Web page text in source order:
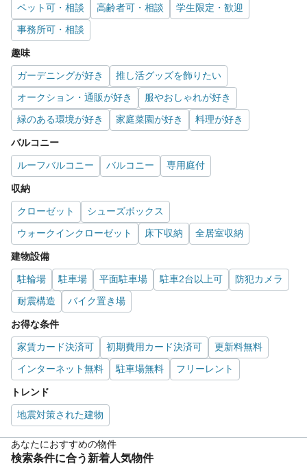
ペット可・相談
高齢者可・相談
学生限定・歓迎
事務所可・相談
趣味
ガーデニングが好き
推し活グッズを飾りたい
オークション・通販が好き
服やおしゃれが好き
緑のある環境が好き
家庭菜園が好き 料理が好き
バルコニー
ルーフバルコニー バルコニー 専用庭付
収納
クローゼット
シューズボックス
ウォークインクローゼット
床下収納 全居室収納
建物設備
駐輪場 駐車場 平面駐車場 駐車2台以上可
防犯カメラ
耐震構造
バイク置き場
お得な条件
家賃カード決済可 初期費用カード決済可
更新料無料
インターネット無料
駐車場無料 フリーレント
トレンド
地震対策された建物
あなたにおすすめの物件
検索条件に合う新着人気物件